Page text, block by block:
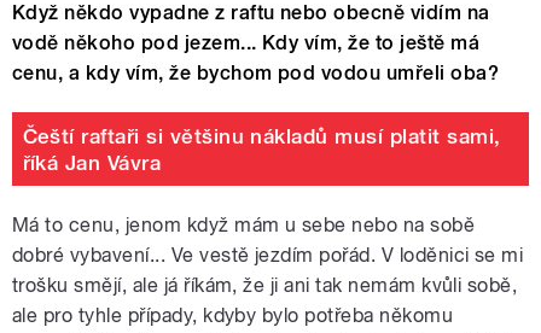
Když někdo vypadne z raftu nebo obecně vidím na
vodě někoho pod jezem... Kdy vím, že to ještě má
cenu, a kdy vím, že bychom pod vodou umřeli oba?
Čeští raftaři si většinu nákladů musí platit sami,
říká Jan Vávra
Má to cenu, jenom když mám u sebe nebo na sobě
dobré vybavení... Ve vestě jezdím pořád. V loděnici se mi
trošku smějí, ale já říkám, že ji ani tak nemám kvůli sobě,
ale pro tyhle případy, kdyby bylo potřeba někomu